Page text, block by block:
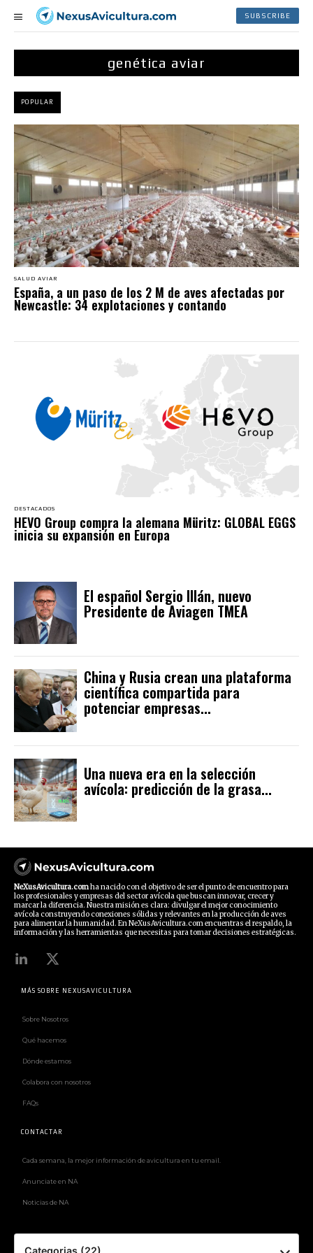
SUBSCRIBE
genética aviar
POPULAR
SALUD AVIAR
España, a un paso de los 2 M de aves afectadas por
Newcastle: 34 explotaciones y contando
DESTACADOS
HEVO Group compra la alemana Müritz: GLOBAL EGGS
inicia su expansión en Europa
El español Sergio Illán, nuevo
Presidente de Aviagen TMEA
China y Rusia crean una plataforma
científica compartida para
potenciar empresas...
Una nueva era en la selección
avícola: predicción de la grasa...
NeXusAvicultura.comha nacido con el objetivo de ser el punto de encuentro para
los profesionales y empresas del sector avícola que buscan innovar, crecer y
marcar la diferencia. Nuestra misión es clara: divulgar el mejor conocimiento
avícola construyendo conexiones sólidas y relevantes en la producción de aves
para alimentar la humanidad. En NeXusAvicultura.com encuentras el respaldo, la
información y las herramientas que necesitas para tomar decisiones estratégicas.
MÁS SOBRE NEXUSAVICULTURA
Sobre Nosotros
Qué hacemos
Dónde estamos
Colabora con nosotros
FAQs
CONTACTAR
Cada semana, la mejor información de avicultura en tu email.
Anunciate en NA
Noticias de NA
Categorias (22)